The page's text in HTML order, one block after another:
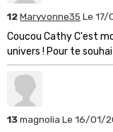
12Maryvonne35 Le 17/
Coucou Cathy C'est
univers ! Pour te
13magnolia Le 16/01/